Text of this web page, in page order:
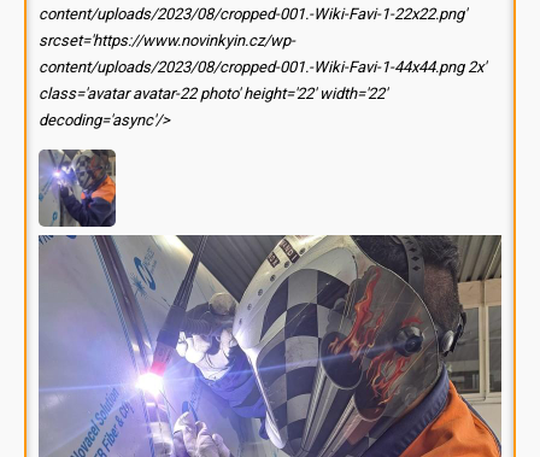
content/uploads/2023/08/cropped-001.-Wiki-Favi-1-22x22.png'
srcset='https://www.novinkyin.cz/wp-
content/uploads/2023/08/cropped-001.-Wiki-Favi-1-44x44.png 2x'
class='avatar avatar-22 photo' height='22' width='22'
decoding='async'/>